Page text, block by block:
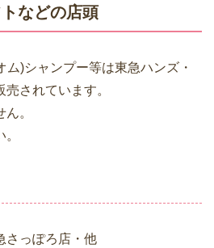
などの店頭
ム)シャンプー等は東急ハンズ・
されています。
。
さっぽろ店・他